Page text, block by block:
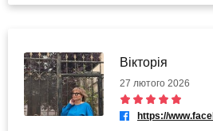
Вікторія
27 лютого 2026